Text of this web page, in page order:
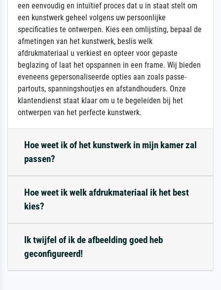
een eenvoudig en intuïtief proces dat u in staat stelt om
een kunstwerk geheel volgens uw persoonlijke
specificaties te ontwerpen. Kies een omlijsting, bepaal de
afmetingen van het kunstwerk, beslis welk
afdrukmateriaal u verkiest en opteer voor gepaste
beglazing of laat het opspannen in een frame. Wij bieden
eveneens gepersonaliseerde opties aan zoals passe-
partouts, spanningshoutjes en afstandhouders. Onze
klantendienst staat klaar om u te begeleiden bij het
ontwerpen van het perfecte kunstwerk.
Hoe weet ik of het kunstwerk in mijn kamer zal
passen?
Hoe weet ik welk afdrukmateriaal ik het best
kies?
Ik twijfel of ik de afbeelding goed heb
geconfigureerd!